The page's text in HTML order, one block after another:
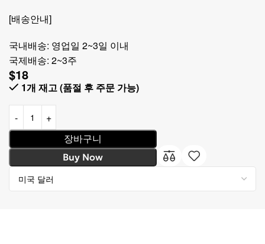
[배송안내]
국내배송: 영업일 2~3일 이내
국제배송: 2~3주
$18
1개 재고 (품절 후 주문 가능)
장바구니
Buy Now